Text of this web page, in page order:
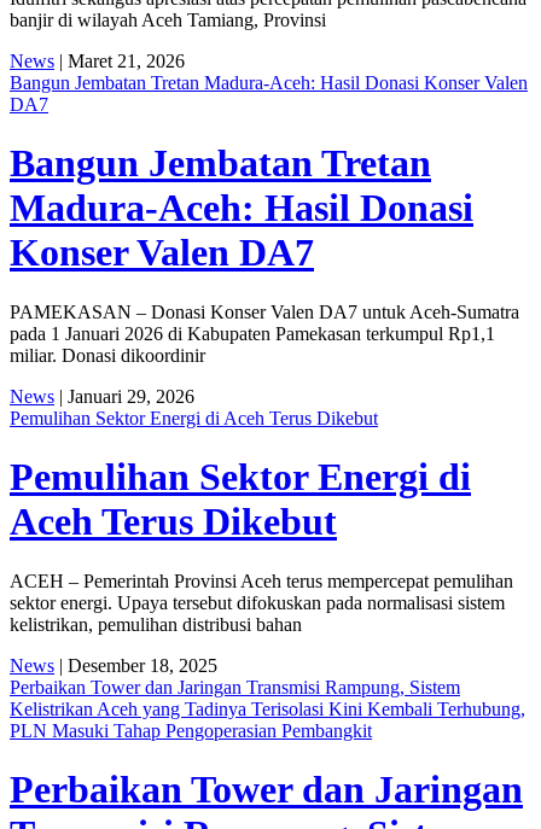
banjir di wilayah Aceh Tamiang, Provinsi
News | Maret 21, 2026
Bangun Jembatan Tretan Madura-Aceh: Hasil Donasi Konser Valen
DA7
Bangun Jembatan Tretan
Madura-Aceh: Hasil Donasi
Konser Valen DA7
PAMEKASAN – Donasi Konser Valen DA7 untuk Aceh-Sumatra
pada 1 Januari 2026 di Kabupaten Pamekasan terkumpul Rp1,1
miliar. Donasi dikoordinir
News | Januari 29, 2026
Pemulihan Sektor Energi di Aceh Terus Dikebut
Pemulihan Sektor Energi di
Aceh Terus Dikebut
ACEH – Pemerintah Provinsi Aceh terus mempercepat pemulihan
sektor energi. Upaya tersebut difokuskan pada normalisasi sistem
kelistrikan, pemulihan distribusi bahan
News | Desember 18, 2025
Perbaikan Tower dan Jaringan Transmisi Rampung, Sistem
Kelistrikan Aceh yang Tadinya Terisolasi Kini Kembali Terhubung,
PLN Masuki Tahap Pengoperasian Pembangkit
Perbaikan Tower dan Jaringan